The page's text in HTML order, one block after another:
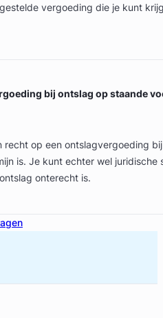
vergoeding die je kunt
bij ontslag op staande
recht op een ontslagvergoeding
is. Je kunt echter wel juridische
onterecht is.